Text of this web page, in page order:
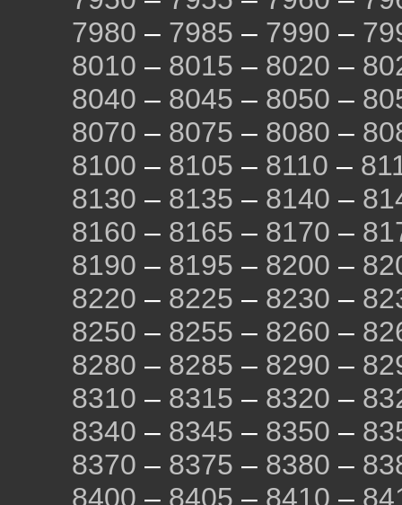
7980 – 7985 – 7990 –
8010 – 8015 – 8020 –
8040 – 8045 – 8050 –
8070 – 8075 – 8080 –
8100 – 8105 – 8110 –
8130 – 8135 – 8140 –
8160 – 8165 – 8170 –
8190 – 8195 – 8200 –
8220 – 8225 – 8230 –
8250 – 8255 – 8260 –
8280 – 8285 – 8290 –
8310 – 8315 – 8320 –
8340 – 8345 – 8350 –
8370 – 8375 – 8380 –
8400 – 8405 – 8410 –